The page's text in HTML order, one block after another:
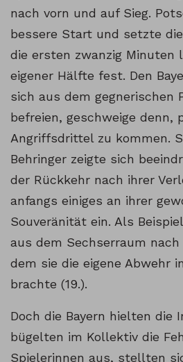
nach vorn und auf Sieg.
bessere Start und setzte
die ersten zwanzig Minuten
eigener Hälfte fest. Den
sich aus dem gegnerischen
befreien, geschweige denn,
Angriffsdrittel zu kommen.
Behringer zeigte sich
der Rückkehr nach ihrer
anfangs einiges an ihrer
Souveränität ein. Als
aus dem Sechserraum
dem sie die eigene Abwehr
brachte (19.).
Doch die Bayern hielten die
bügelten im Kollektiv die
Spielerinnen aus, stellten